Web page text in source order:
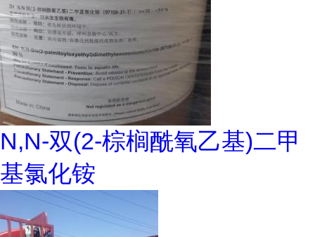
N,N-双(2-棕榈酰氧乙基)二甲
基氯化铵